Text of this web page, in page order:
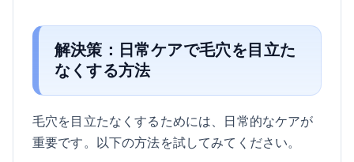
解決策：日常ケアで毛穴を目立た
なくする方法
毛穴を目立たなくするためには、日常的なケアが
重要です。以下の方法を試してみてください。